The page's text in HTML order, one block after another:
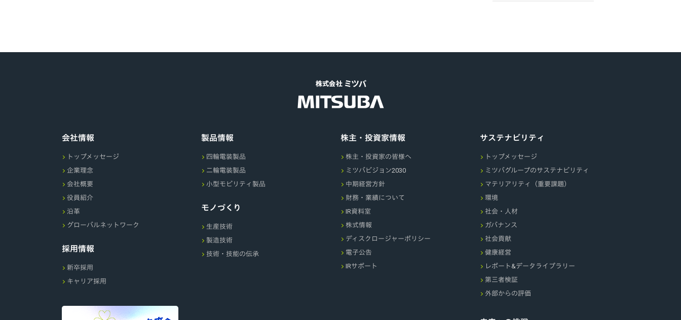
会社情報
トップメッセージ
企業理念
会社概要
役員紹介
沿革
グローバルネットワーク
採用情報
新卒採用
キャリア採用
製品情報
四輪電装製品
二輪電装製品
小型モビリティ製品
モノづくり
生産技術
製造技術
技術・技能の伝承
株主・投資家情報
株主・投資家の皆様へ
ミツバビジョン2030
中期経営方針
財務・業績について
IR資料室
株式情報
ディスクロージャーポリシー
電子公告
IRサポート
サステナビリティ
トップメッセージ
ミツバグループのサステナビリティ
マテリアリティ（重要課題）
環境
社会・人材
ガバナンス
社会貢献
健康経営
レポート&データライブラリー
第三者検証
外部からの評価